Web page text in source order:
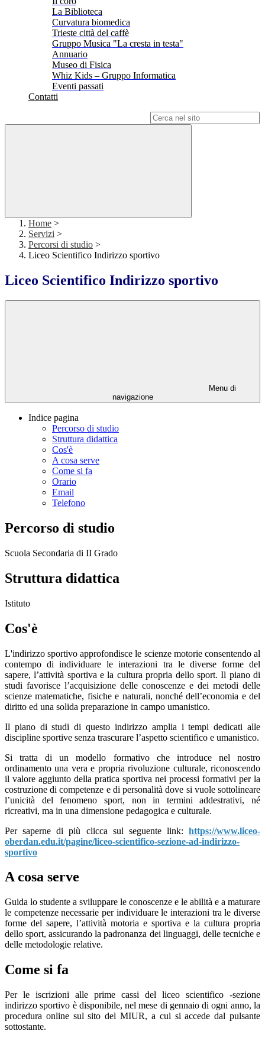
La Biblioteca
Curvatura biomedica
Trieste città del caffè
Gruppo Musica "La cresta in testa"
Annuario
Museo di Fisica
Whiz Kids – Gruppo Informatica
Eventi passati
Contatti
Home >
Servizi >
Percorsi di studio >
Liceo Scientifico Indirizzo sportivo
Liceo Scientifico Indirizzo sportivo
Menu di
navigazione
Indice pagina
Percorso di studio
Struttura didattica
Cos'è
A cosa serve
Come si fa
Orario
Email
Telefono
Percorso di studio
Scuola Secondaria di II Grado
Struttura didattica
Istituto
Cos'è
L'indirizzo sportivo approfondisce le scienze motorie consentendo al
contempo di individuare le interazioni tra le diverse forme del
sapere, l’attività sportiva e la cultura propria dello sport. Il piano di
studi favorisce l’acquisizione delle conoscenze e dei metodi delle
scienze matematiche, fisiche e naturali, nonché dell’economia e del
diritto ed una solida preparazione in campo umanistico.
Il piano di studi di questo indirizzo amplia i tempi dedicati alle
discipline sportive senza trascurare l’aspetto scientifico e umanistico.
Si tratta di un modello formativo che introduce nel nostro
ordinamento una vera e propria rivoluzione culturale, riconoscendo
il valore aggiunto della pratica sportiva nei processi formativi per la
costruzione di competenze e di personalità dove si vuole sottolineare
l’unicità del fenomeno sport, non in termini addestrativi, né
ricreativi, ma in una dimensione pedagogica e culturale.
Per saperne di più clicca sul seguente link: https://www.liceo-
oberdan.edu.it/pagine/liceo-scientifico-sezione-ad-indirizzo-
sportivo
A cosa serve
Guida lo studente a sviluppare le conoscenze e le abilità e a maturare
le competenze necessarie per individuare le interazioni tra le diverse
forme del sapere, l’attività motoria e sportiva e la cultura propria
dello sport, assicurando la padronanza dei linguaggi, delle tecniche e
delle metodologie relative.
Come si fa
Per le iscrizioni alle prime cassi del liceo scientifico -sezione
indirizzo sportivo è disponibile, nel mese di gennaio di ogni anno, la
procedura online sul sito del MIUR, a cui si accede dal pulsante
sottostante.